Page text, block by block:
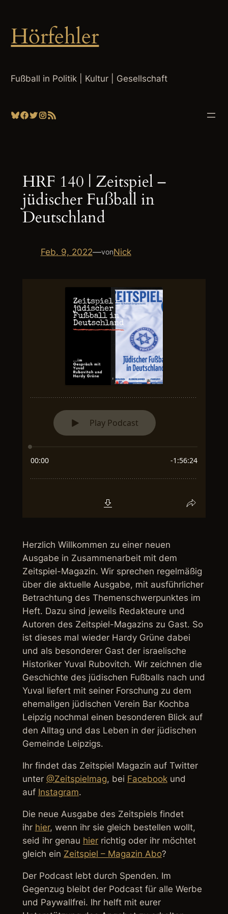
springen
Hörfehler
Fußball in Politik | Kultur | Gesellschaft
Bluesky
Facebook
Twitter
Instagram
RSS-Feed
HRF 140 | Zeitspiel –
jüdischer Fußball in
Deutschland
Feb. 9, 2022—vonNick
Herzlich Willkommen zu einer neuen
Ausgabe in Zusammenarbeit mit dem
Zeitspiel-Magazin. Wir sprechen regelmäßig
über die aktuelle Ausgabe, mit ausführlicher
Betrachtung des Themenschwerpunktes im
Heft. Dazu sind jeweils Redakteure und
Autoren des Zeitspiel-Magazins zu Gast. So
ist dieses mal wieder Hardy Grüne dabei
und als besonderer Gast der israelische
Historiker Yuval Rubovitch. Wir zeichnen die
Geschichte des jüdischen Fußballs nach und
Yuval liefert mit seiner Forschung zu dem
ehemaligen jüdischen Verein Bar Kochba
Leipzig nochmal einen besonderen Blick auf
den Alltag und das Leben in der jüdischen
Gemeinde Leipzigs.
Ihr findet das Zeitspiel Magazin auf Twitter
unter @Zeitspielmag, bei Facebookund
auf Instagram.
Die neue Ausgabe des Zeitspiels findet
ihr hier, wenn ihr sie gleich bestellen wollt,
seid ihr genau hierrichtig oder ihr möchtet
gleich ein Zeitspiel – Magazin Abo?
Der Podcast lebt durch Spenden. Im
Gegenzug bleibt der Podcast für alle Werbe
und Paywallfrei. Ihr helft mit eurer